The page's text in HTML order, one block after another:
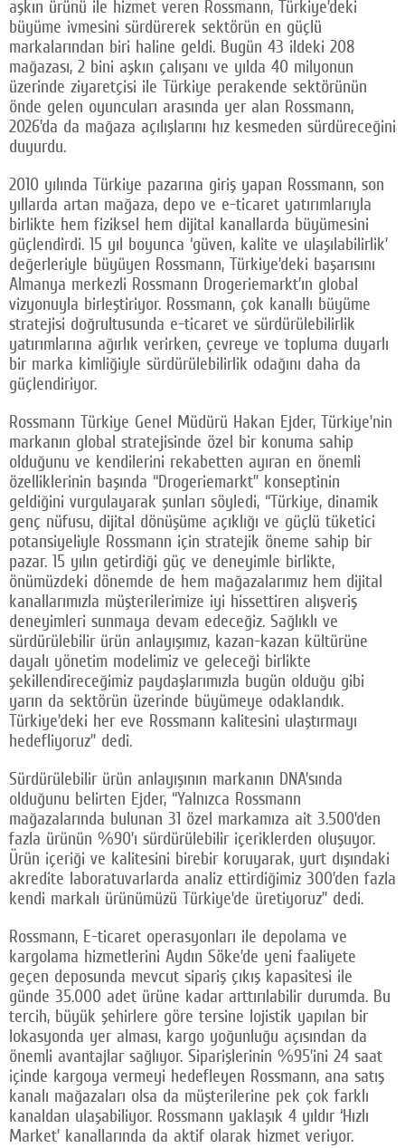
aşkın ürünü ile hizmet veren Rossmann, Türkiye’deki
büyüme ivmesini sürdürerek sektörün en güçlü
markalarından biri haline geldi. Bugün 43 ildeki 208
mağazası, 2 bini aşkın çalışanı ve yılda 40 milyonun
üzerinde ziyaretçisi ile Türkiye perakende sektörünün
önde gelen oyuncuları arasında yer alan Rossmann,
2026’da da mağaza açılışlarını hız kesmeden sürdüreceğini
duyurdu.
2010 yılında Türkiye pazarına giriş yapan Rossmann, son
yıllarda artan mağaza, depo ve e-ticaret yatırımlarıyla
birlikte hem fiziksel hem dijital kanallarda büyümesini
güçlendirdi. 15 yıl boyunca ‘güven, kalite ve ulaşılabilirlik’
değerleriyle büyüyen Rossmann, Türkiye’deki başarısını
Almanya merkezli Rossmann Drogeriemarkt’ın global
vizyonuyla birleştiriyor. Rossmann, çok kanallı büyüme
stratejisi doğrultusunda e-ticaret ve sürdürülebilirlik
yatırımlarına ağırlık verirken, çevreye ve topluma duyarlı
bir marka kimliğiyle sürdürülebilirlik odağını daha da
güçlendiriyor.
Rossmann Türkiye Genel Müdürü Hakan Ejder, Türkiye’nin
markanın global stratejisinde özel bir konuma sahip
olduğunu ve kendilerini rekabetten ayıran en önemli
özelliklerinin başında “Drogeriemarkt” konseptinin
geldiğini vurgulayarak şunları söyledi, “Türkiye, dinamik
genç nüfusu, dijital dönüşüme açıklığı ve güçlü tüketici
potansiyeliyle Rossmann için stratejik öneme sahip bir
pazar. 15 yılın getirdiği güç ve deneyimle birlikte,
önümüzdeki dönemde de hem mağazalarımız hem dijital
kanallarımızla müşterilerimize iyi hissettiren alışveriş
deneyimleri sunmaya devam edeceğiz. Sağlıklı ve
sürdürülebilir ürün anlayışımız, kazan-kazan kültürüne
dayalı yönetim modelimiz ve geleceği birlikte
şekillendireceğimiz paydaşlarımızla bugün olduğu gibi
yarın da sektörün üzerinde büyümeye odaklandık.
Türkiye’deki her eve Rossmann kalitesini ulaştırmayı
hedefliyoruz” dedi.
Sürdürülebilir ürün anlayışının markanın DNA’sında
olduğunu belirten Ejder, “Yalnızca Rossmann
mağazalarında bulunan 31 özel markamıza ait 3.500’den
fazla ürünün %90’ı sürdürülebilir içeriklerden oluşuyor.
Ürün içeriği ve kalitesini birebir koruyarak, yurt dışındaki
akredite laboratuvarlarda analiz ettirdiğimiz 300’den fazla
kendi markalı ürünümüzü Türkiye’de üretiyoruz” dedi.
Rossmann, E-ticaret operasyonları ile depolama ve
kargolama hizmetlerini Aydın Söke’de yeni faaliyete
geçen deposunda mevcut sipariş çıkış kapasitesi ile
günde 35.000 adet ürüne kadar arttırılabilir durumda. Bu
tercih, büyük şehirlere göre tersine lojistik yapılan bir
lokasyonda yer alması, kargo yoğunluğu açısından da
önemli avantajlar sağlıyor. Siparişlerinin %95’ini 24 saat
içinde kargoya vermeyi hedefleyen Rossmann, ana satış
kanalı mağazaları olsa da müşterilerine pek çok farklı
kanaldan ulaşabiliyor. Rossmann yaklaşık 4 yıldır ‘Hızlı
Market’ kanallarında da aktif olarak hizmet veriyor.